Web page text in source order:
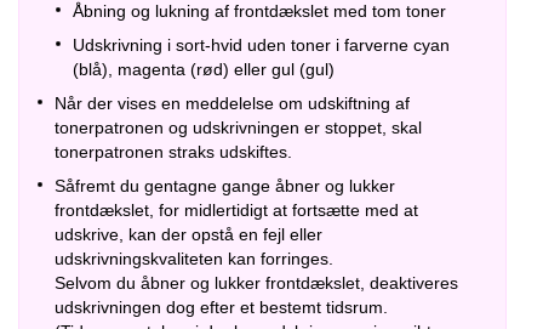
Åbning og lukning af frontdækslet med tom toner
Udskrivning i sort-hvid uden toner i farverne cyan
(blå), magenta (rød) eller gul (gul)
Når der vises en meddelelse om udskiftning af
tonerpatronen og udskrivningen er stoppet, skal
tonerpatronen straks udskiftes.
Såfremt du gentagne gange åbner og lukker
frontdækslet, for midlertidigt at fortsætte med at
udskrive, kan der opstå en fejl eller
udskrivningskvaliteten kan forringes.
Selvom du åbner og lukker frontdækslet, deaktiveres
udskrivningen dog efter et bestemt tidsrum.